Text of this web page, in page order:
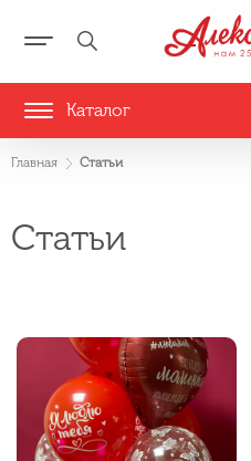
Каталог
Главная Статьи
Статьи